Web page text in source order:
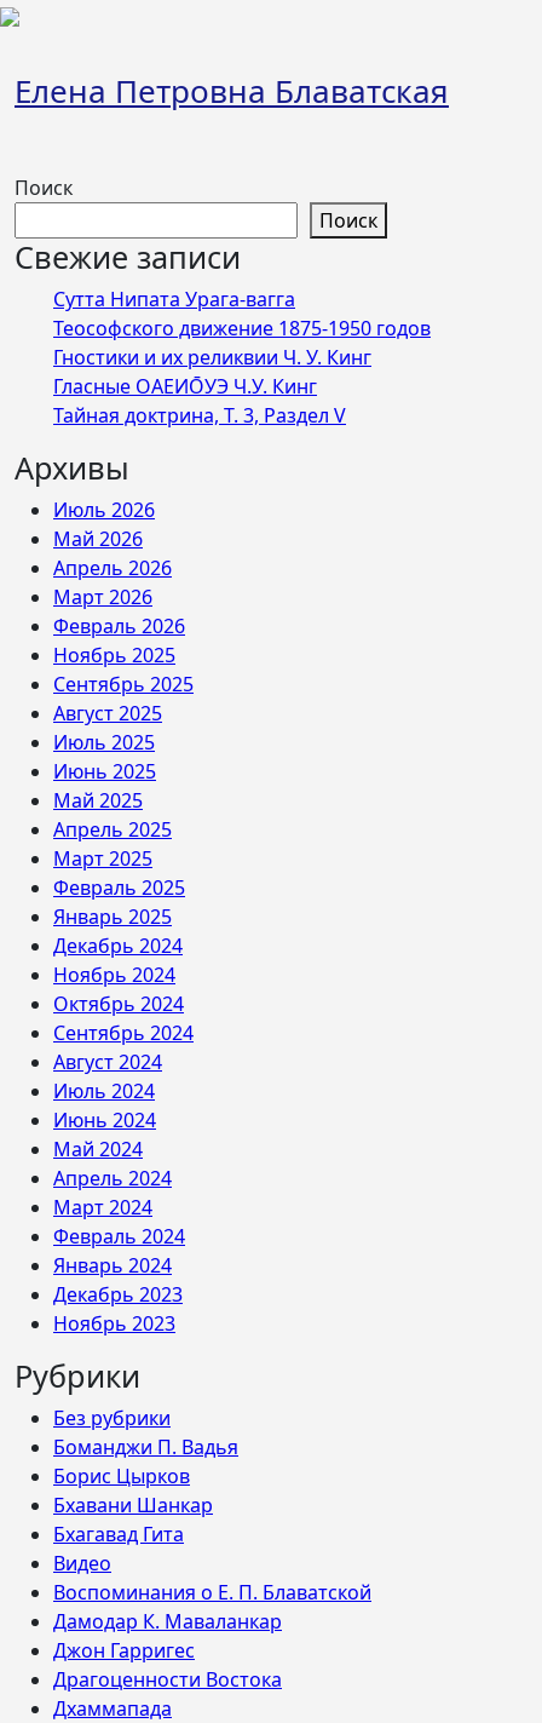
Перейти
Елена Петровна Блаватская
Поиск
Поиск
Свежие записи
Сутта Нипата Урага-вагга
Теософского движение 1875-1950 годов
Гностики и их реликвии Ч. У. Кинг
Гласные ОАЕИО̄УЭ Ч.У. Кинг
Тайная доктрина, Т. 3, Раздел V
Архивы
Июль 2026
Май 2026
Апрель 2026
Март 2026
Февраль 2026
Ноябрь 2025
Сентябрь 2025
Август 2025
Июль 2025
Июнь 2025
Май 2025
Апрель 2025
Март 2025
Февраль 2025
Январь 2025
Декабрь 2024
Ноябрь 2024
Октябрь 2024
Сентябрь 2024
Август 2024
Июль 2024
Июнь 2024
Май 2024
Апрель 2024
Март 2024
Февраль 2024
Январь 2024
Декабрь 2023
Ноябрь 2023
Рубрики
Без рубрики
Боманджи П. Вадья
Борис Цырков
Бхавани Шанкар
Бхагавад Гита
Видео
Воспоминания о Е. П. Блаватской
Дамодар К. Маваланкар
Джон Гарригес
Драгоценности Востока
Дхаммапада